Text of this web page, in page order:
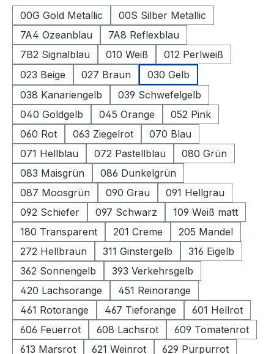
00G Gold Metallic
00S Silber Metallic
7A4 Ozeanblau
7A8 Reflexblau
7B2 Signalblau
010 Weiß
012 Perlweiß
023 Beige
027 Braun
030 Gelb
038 Kanariengelb
039 Schwefelgelb
040 Goldgelb
045 Orange
052 Pink
060 Rot
063 Ziegelrot
070 Blau
071 Hellblau
072 Pastellblau
080 Grün
083 Maisgrün
086 Dunkelgrün
087 Moosgrün
090 Grau
091 Hellgrau
092 Schiefer
097 Schwarz
109 Weiß matt
180 Transparent
201 Creme
205 Mandel
272 Hellbraun
311 Ginstergelb
316 Eigelb
362 Sonnengelb
393 Verkehrsgelb
420 Lachsorange
451 Reinorange
461 Rotorange
467 Tieforange
601 Hellrot
606 Feuerrot
608 Lachsrot
609 Tomatenrot
613 Marsrot
621 Weinrot
629 Purpurrot